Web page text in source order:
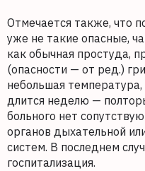
Отмечается также, что
уже не такие опасные,
как обычная простуда,
(опасности — от ред.)
небольшая
длится неделю —
больного нет
органов дыхательной
систем. В последнем
госпитализация.